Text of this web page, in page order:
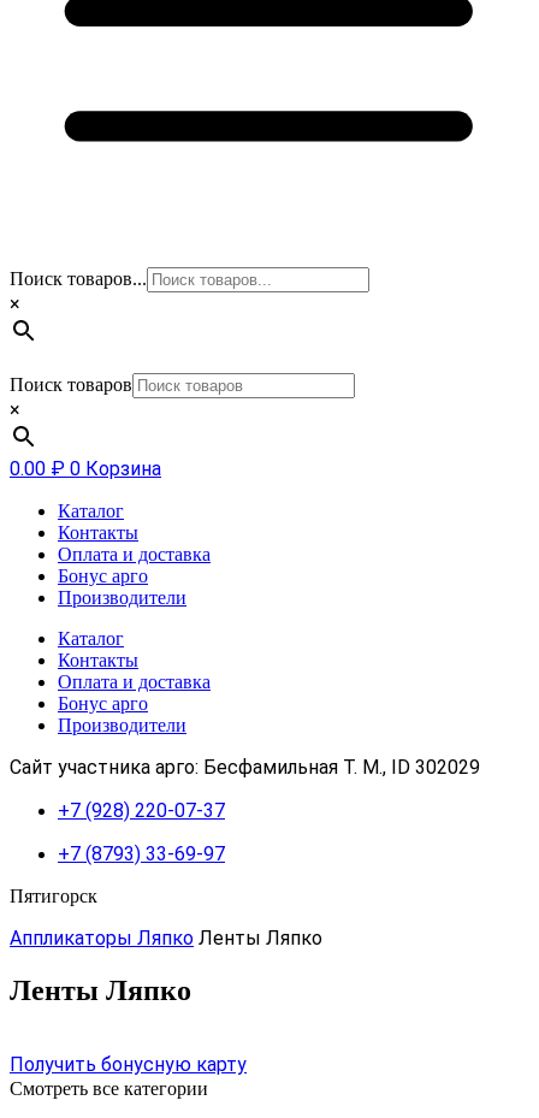
Поиск товаров...
×
Поиск товаров
×
0.00 ₽ 0 Корзина
Каталог
Контакты
Оплата и доставка
Бонус арго
Производители
Каталог
Контакты
Оплата и доставка
Бонус арго
Производители
Сайт участника арго: Бесфамильная Т. М., ID 302029
+7 (928) 220-07-37
+7 (8793) 33-69-97
Пятигорск
Аппликаторы Ляпко Ленты Ляпко
Ленты Ляпко
Получить бонусную карту
Смотреть все категории